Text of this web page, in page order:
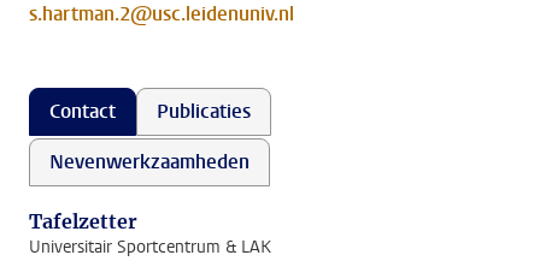
s.hartman.2@usc.leidenuniv.nl
Contact
Publicaties
Nevenwerkzaamheden
Tafelzetter
Universitair Sportcentrum & LAK